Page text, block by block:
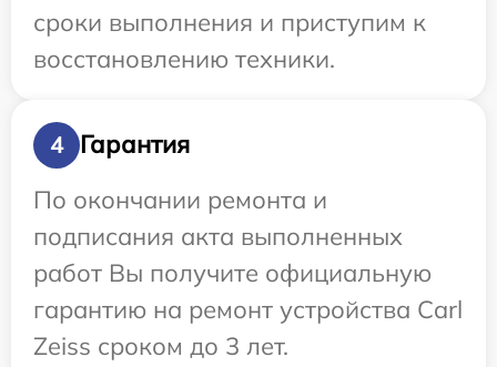
сроки выполнения и приступим к
восстановлению техники.
4
Гарантия
По окончании ремонта и
подписания акта выполненных
работ Вы получите официальную
гарантию на ремонт устройства Carl
Zeiss сроком до 3 лет.